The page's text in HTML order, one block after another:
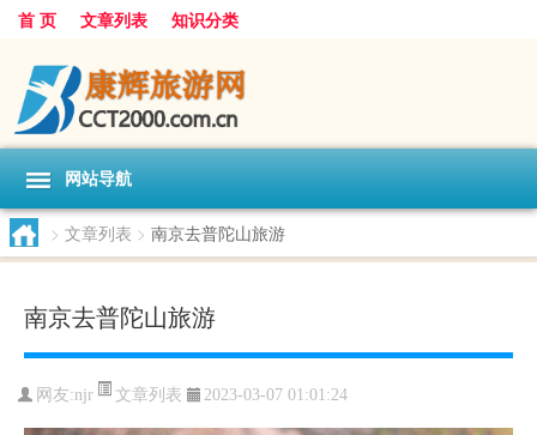
首 页 文章列表 知识分类
网站导航
> 文章列表 > 南京去普陀山旅游
南京去普陀山旅游
网友:njr 文章列表 2023-03-07 01:01:24